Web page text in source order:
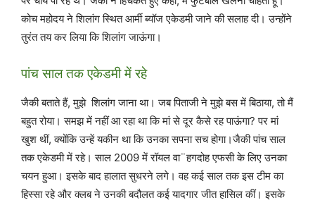
कोच महोदय ने शिलांग स्थित आर्मी ब्यॉज एकेडमी जाने की सलाह दी। उन्होंने
तुरंत तय कर लिया कि शिलांग जाऊंगा।
पांच साल तक एकेडमी में रहे
जैकी बताते हैं, मुझे शिलांग जाना था। जब पिताजी ने मुझे बस में बिठाया, तो मैं
बहुत रोया। समझ में नहीं आ रहा था कि मां से दूर कैसे रह पाऊंगा? पर मां
खुश थीं, क्योंकि उन्हें यकीन था कि उनका सपना सच होगा।जैकी पांच साल
तक एकेडमी में रहे। साल 2009 में रॉयल वा¨हगदोह एफसी के लिए उनका
चयन हुआ। इसके बाद हालात सुधरने लगे। वह कई साल तक इस टीम का
हिस्सा रहे और क्लब ने उनकी बदौलत कई यादगार जीत हासिल कीं। इसके